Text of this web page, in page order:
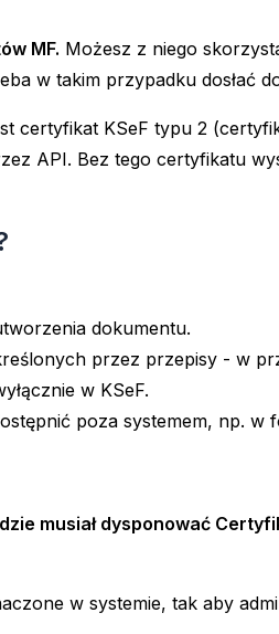
MF. Możesz z niego
w takim przypadku dosłać
certyfikat KSeF typu 2
API. Bez tego certyfikatu
dokumentu.
przez przepisy - w
w KSeF.
poza systemem, np. w
musiał dysponować
w systemie, tak aby